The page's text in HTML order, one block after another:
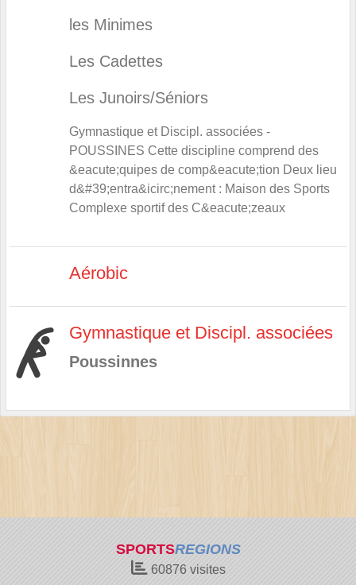
les Minimes
Les Cadettes
Les Junoirs/Séniors
Gymnastique et Discipl. associées -
POUSSINES Cette discipline comprend des
&eacute;quipes de comp&eacute;tion Deux lieu
d&#39;entra&icirc;nement : Maison des Sports
Complexe sportif des C&eacute;zeaux
Aérobic
Gymnastique et Discipl. associées
Poussinnes
SPORTSREGIONS
60876visites